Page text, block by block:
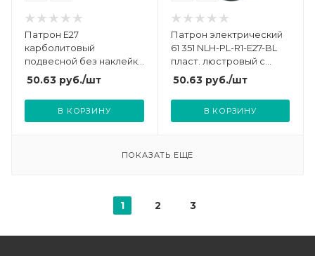
Патрон E27
карболитовый
подвесной без наклейки
черн. EKF LHC-E27-s
50.63 руб./шт
В КОРЗИНУ
Патрон электрический
61 351 NLH-PL-R1-E27-BL
пласт. люстровый с
кольцом Navigator 61351
50.63руб./шт
В КОРЗИНУ
ПОКАЗАТЬ ЕЩЕ
1 2 3